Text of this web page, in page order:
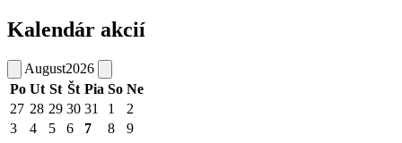
Kalendár akcií
August2026
Po Ut St Št Pia So Ne
27 28 29 30 31 1
2
3
4 5 6 7 8
9